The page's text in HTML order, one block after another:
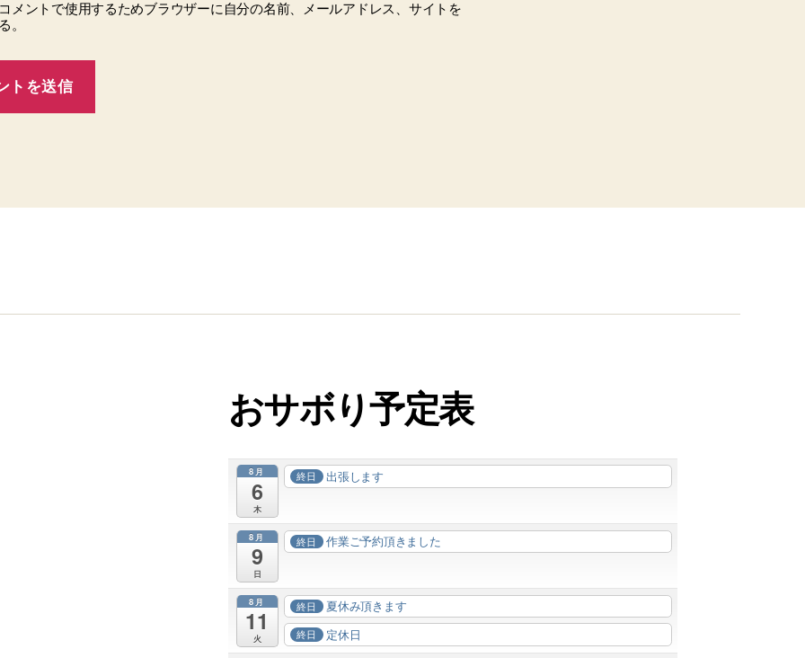
メントで使用するためブラウザーに自分の名前、メールアドレス、サイトを
。
おサボり予定表
8月
6
木
終日 出張します
8月
9
日
終日 作業ご予約頂きました
8月
11
火
終日 夏休み頂きます
終日 定休日